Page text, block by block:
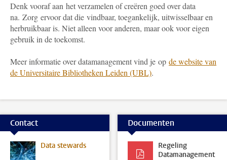
Denk vooraf aan het verzamelen of creëren goed over data
na. Zorg ervoor dat die vindbaar, toegankelijk, uitwisselbaar en
herbruikbaar is. Niet alleen voor anderen, maar ook voor eigen
gebruik in de toekomst.
Meer informatie over datamanagement vind je op de website van
de Universitaire Bibliotheken Leiden (UBL).
Contact
Data stewards
Documenten
Regeling
Datamanagement